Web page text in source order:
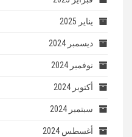
يناير 2025
ديسمبر 2024
نوفمبر 2024
أكتوبر 2024
سبتمبر 2024
أغسطس 2024